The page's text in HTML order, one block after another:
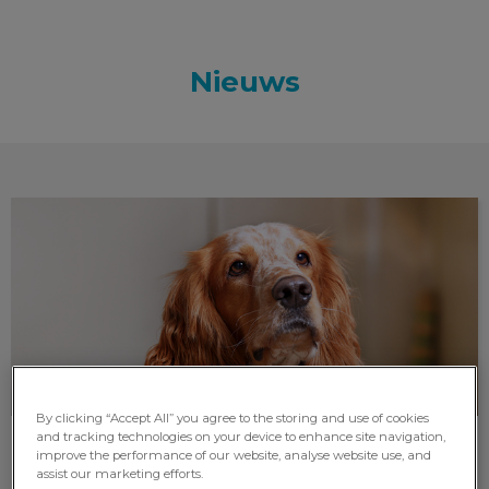
Nieuws
Blog
By clicking “Accept All” you agree to the storing and use of cookies
and tracking technologies on your device to enhance site navigation,
improve the performance of our website, analyse website use, and
assist our marketing efforts.